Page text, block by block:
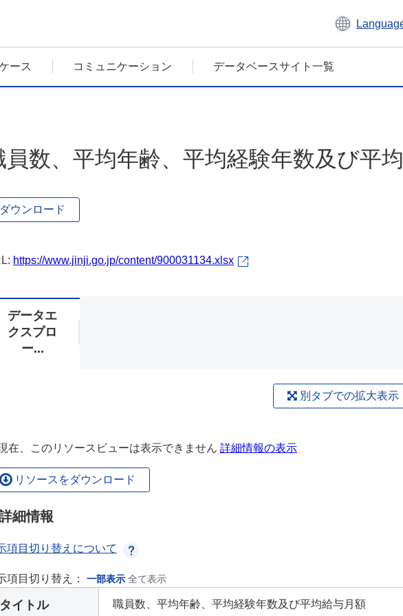
ース コミュニケーション データベースサイト一覧
員数、平均年齢、平均経験年数及び平
ダウンロード
https://www.jinji.go.jp/content/900031134.xlsx
データエ
クスプロ
ー...
別タブでの拡大表示
在、このリソースビューは表示できません 詳細情報の表示
リソースをダウンロード
細情報
項目切り替えについて
項目切り替え： 一部表示 全て表示
タイトル 職員数、平均年齢、平均経験年数及び平均給与月額